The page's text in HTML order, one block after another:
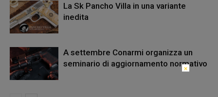
La Sk Pancho Villa in una variante
inedita
A settembre Conarmi organizza un
seminario di aggiornamento normativo
×